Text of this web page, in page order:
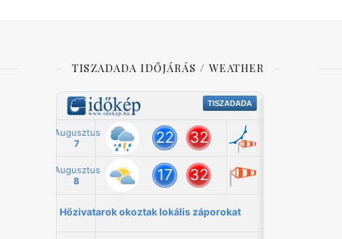
TISZADADA IDŐJÁRÁS / WEATHER